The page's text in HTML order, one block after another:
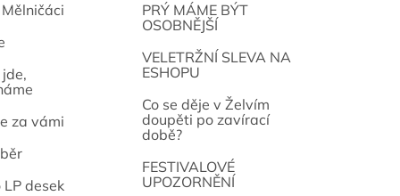
za vámi
desek
PRÝ MÁME BÝT
OSOBNĚJŠÍ
VELETRŽNÍ SLEVA NA
ESHOPU
Co se děje v Želvím
doupěti po zavírací
době?
FESTIVALOVÉ
UPOZORNĚNÍ